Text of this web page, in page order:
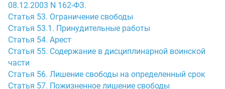
08.12.2003 N 162-ФЗ.
Статья 53. Ограничение свободы
Статья 53.1. Принудительные работы
Статья 54. Арест
Статья 55. Содержание в дисциплинарной воинской
части
Статья 56. Лишение свободы на определенный срок
Статья 57. Пожизненное лишение свободы